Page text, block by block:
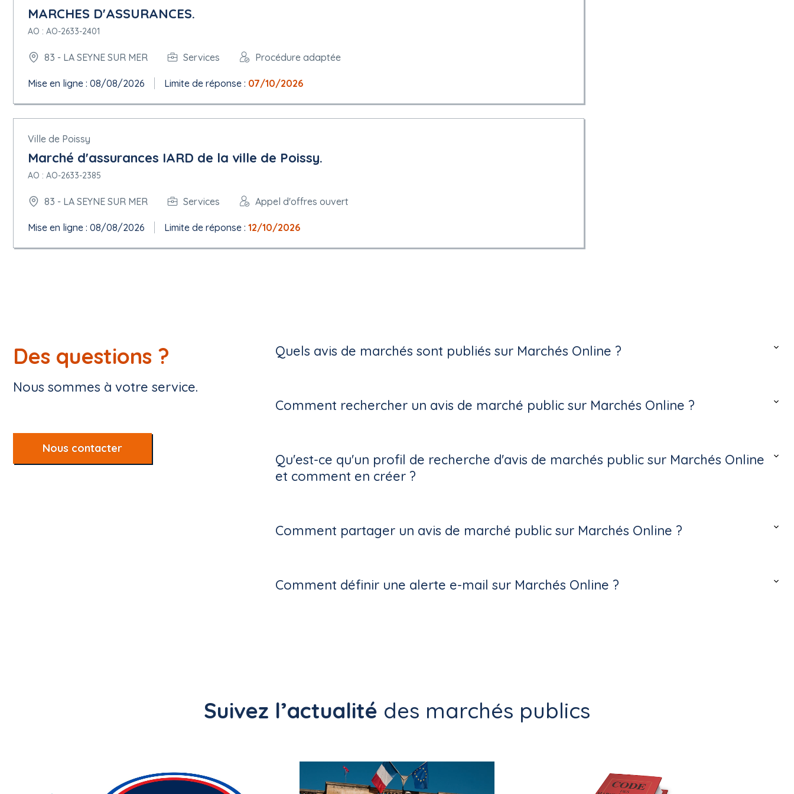
MARCHES D'ASSURANCES.
AO : AO-2633-2401
83 - LA SEYNE SUR MER Services Procédure adaptée
Mise en ligne : 08/08/2026 Limite de réponse : 07/10/2026
Ville de Poissy
Marché d'assurances IARD de la ville de Poissy.
AO : AO-2633-2385
83 - LA SEYNE SUR MER Services Appel d'offres ouvert
Mise en ligne : 08/08/2026 Limite de réponse : 12/10/2026
Des questions ?
Nous sommes à votre service.
Nous contacter
Quels avis de marchés sont publiés sur Marchés Online ?
Comment rechercher un avis de marché public sur Marchés Online ?
Qu'est-ce qu'un profil de recherche d'avis de marchés public sur Marchés Online
et comment en créer ?
Comment partager un avis de marché public sur Marchés Online ?
Comment définir une alerte e-mail sur Marchés Online ?
Suivez l’actualité des marchés publics